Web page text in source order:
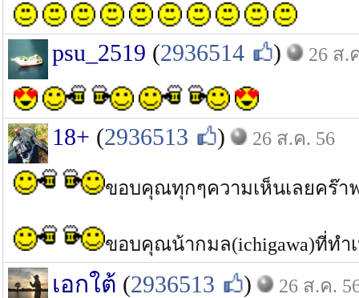
psu_2519 (2936514 ) 26 ส.
18+ (2936513 ) 26 ส.ค. 56
ขอบคุณทุกๆความเห็นเลยคร๊
ขอบคุณน้ากมล(ichigawa)ที่ท
เอกใต้ (2936513 ) 26 ส.ค.